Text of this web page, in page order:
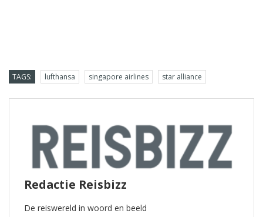
TAGS: lufthansa singapore airlines star alliance
Redactie Reisbizz
De reiswereld in woord en beeld